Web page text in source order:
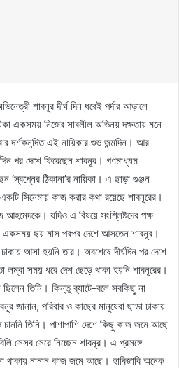
শাবনূর দীর্ঘ দিন ধরেই পর্দার আড়ালে
একসময় নিজের সাবলীল অভিনয় দক্ষতায় মনে
দর্শকনন্দিত এই নায়িকার শুভ জন্মদিন। আর
পর দেশে ফিরেছেন শাবনূর। গণমাধ্যম
‘স্বপ্নের ঠিকানা’র নায়িকা। এ ছাড়া গুঞ্জন
একটি সিনেমায় কাজ করার কথা রয়েছে শাবনূরের।
আহমেদকে। যদিও এ বিষয়ে সংশ্লিষ্টদের পক্ষ
ছয় মাস পরপর দেশে আসতেন শাবনূর।
আসা হয়নি তার। অবশেষে দীর্ঘদিন পর দেশে
লম্বা সময় ধরে দেশ ছেড়ে থাকা হয়নি শাবনূরের।
তিনি। কিন্তু ব্যাটে-বলে সবকিছু না
জানান, পরিবার ও কাছের মানুষেরা ছাড়া ঢাকায়
তিনি। পাশাপাশি দেশে কিছু কাজ জমে আছে
সেসব সেরে নিচ্ছেন শাবনূর। এ প্রসঙ্গে
থাকায় নানান কাজ জমে আছে। হাবিজাবি অনেক